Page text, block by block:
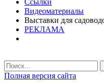
Ссылки
Видеоматериалы
Выставки для
РЕКЛАМА
Полная версия сайта